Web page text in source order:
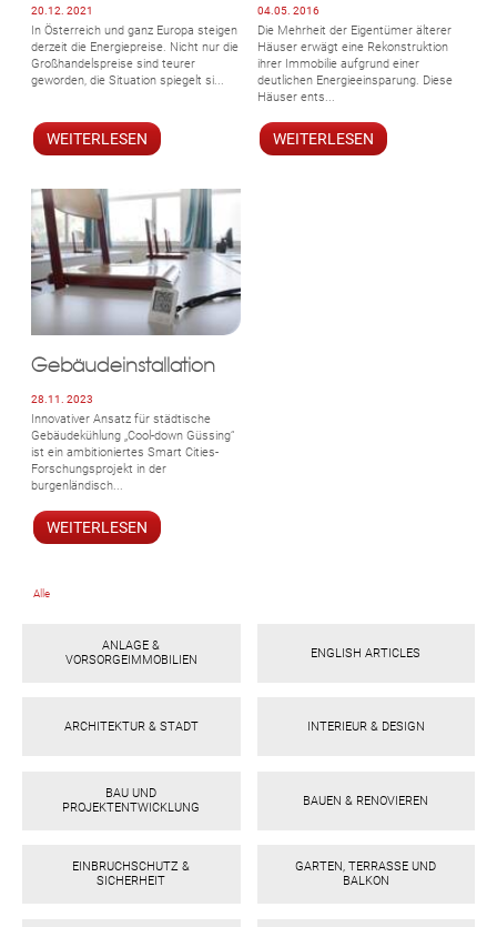
ok
20.12. 2021
In Österreich und ganz Europa steigen
derzeit die Energiepreise. Nicht nur die
Großhandelspreise sind teurer
geworden, die Situation spiegelt si...
WEITERLESEN
04.05. 2016
Die Mehrheit der Eigentümer älterer
Häuser erwägt eine Rekonstruktion
ihrer Immobilie aufgrund einer
deutlichen Energieeinsparung. Diese
Häuser ents...
WEITERLESEN
Gebäudeinstallation
28.11. 2023
Innovativer Ansatz für städtische
Gebäudekühlung „Cool-down Güssing“
ist ein ambitioniertes Smart Cities-
Forschungsprojekt in der
burgenländisch...
WEITERLESEN
Alle
ANLAGE &
VORSORGEIMMOBILIEN
ENGLISH ARTICLES
ARCHITEKTUR & STADT INTERIEUR & DESIGN
BAU UND
PROJEKTENTWICKLUNG
BAUEN & RENOVIEREN
EINBRUCHSCHUTZ &
SICHERHEIT
GARTEN, TERRASSE UND
BALKON